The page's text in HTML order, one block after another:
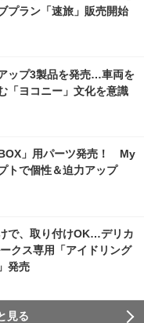
プラン「速旅」販売開始
ップ3製品を発売…車両を
「ヨコニー」文化を意識
」用パーツ発売！ My
で個性＆迫力アップ
で、取り付けOK…デリカ
クス専用「アイドリング
発売
見る